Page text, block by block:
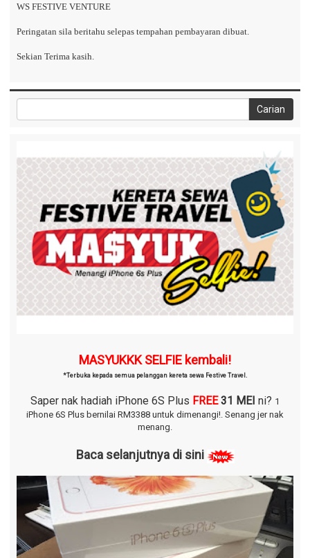
WS FESTIVE VENTURE
Peringatan sila beritahu selepas tempahan pembayaran dibuat.
Sekian Terima kasih.
MASYUKKK SELFIE kembali!
*Terbuka kepada semua pelanggan kereta sewa Festive Travel.
Saper nak hadiah iPhone 6S Plus FREE 31 MEI ni? 1
iPhone 6S Plus bernilai RM3388 untuk dimenangi!. Senang jer nak
menang.
Baca selanjutnya di sini